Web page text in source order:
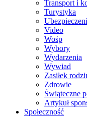
Transport i
Turystyka
Video
Wośp
Wybory
Wydarzenia
Wywiad
Zasiłek
Zdrowie
Świąteczne
Artykuł
Społeczność